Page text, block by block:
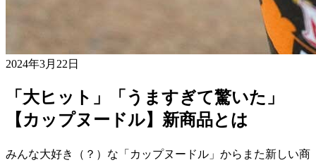
2024年3月22日
「大ヒット」「うますぎて驚いた」
【カップヌードル】新商品とは
みんな大好き（？）な「カップヌードル」からまた新しい商